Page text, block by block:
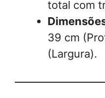
total com
39 cm
(Largura).